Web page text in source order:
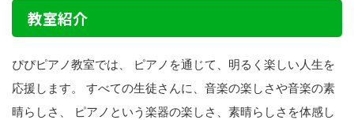
教室紹介
ぴぴピアノ教室では、 ピアノを通じて、明るく楽しい人生を
応援します。 すべての生徒さんに、音楽の楽しさや音楽の素
晴らしさ、 ピアノという楽器の楽しさ、素晴らしさを体感し